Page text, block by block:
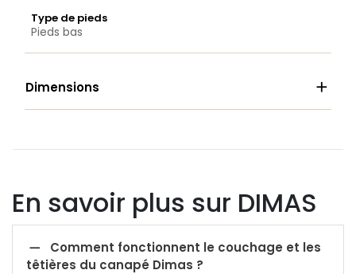
Type de pieds
Pieds bas
Dimensions 
En savoir plus sur DIMAS

têtières du canapé Dimas ?